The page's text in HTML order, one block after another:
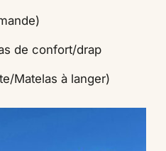
de confort/drap
Matelas à langer)